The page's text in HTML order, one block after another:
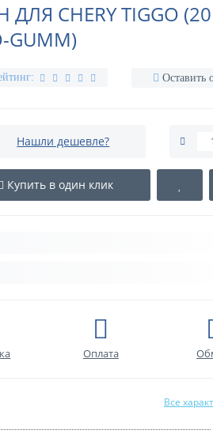
CHERY TIGGO
GUMM)
Оставить
Нашли дешевле?
Купить в один клик
Оплата
Все